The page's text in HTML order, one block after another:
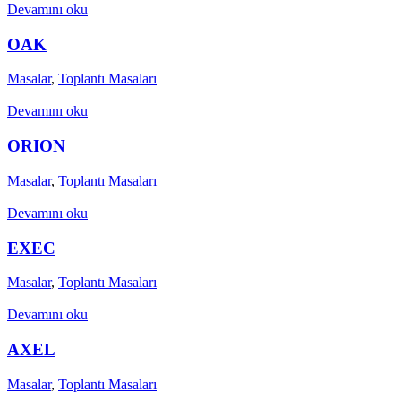
Devamını oku
OAK
Masalar, Toplantı Masaları
Devamını oku
ORION
Masalar, Toplantı Masaları
Devamını oku
EXEC
Masalar, Toplantı Masaları
Devamını oku
AXEL
Masalar, Toplantı Masaları